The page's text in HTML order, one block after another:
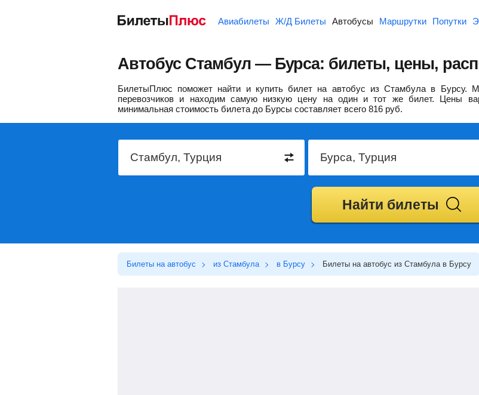
Авиабилеты Ж/Д Билеты Автобусы Маршрутки Попутки
Автобус Стамбул — Бурса: билеты, цены,
БилетыПлюс поможет найти и купить билет на автобус из Стамбула в Бурсу.
перевозчиков и находим самую низкую цену на один и тот же билет. Цены
минимальная стоимость билета до Бурсы составляет всего 816 руб.
Найти билеты
Билеты на автобус из Стамбула в Бурсу Билеты на автобус из Стамбула в Бурсу